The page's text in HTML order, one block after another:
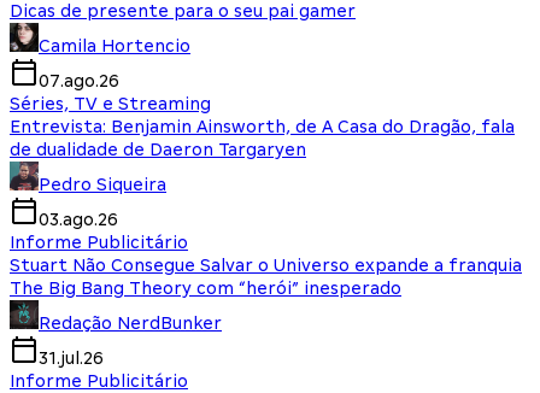
Dicas de presente para o seu pai gamer
Camila Hortencio
07.ago.26
Séries, TV e Streaming
Entrevista: Benjamin Ainsworth, de A Casa do Dragão, fala
de dualidade de Daeron Targaryen
Pedro Siqueira
03.ago.26
Informe Publicitário
Stuart Não Consegue Salvar o Universo expande a franquia
The Big Bang Theory com “herói” inesperado
Redação NerdBunker
31.jul.26
Informe Publicitário